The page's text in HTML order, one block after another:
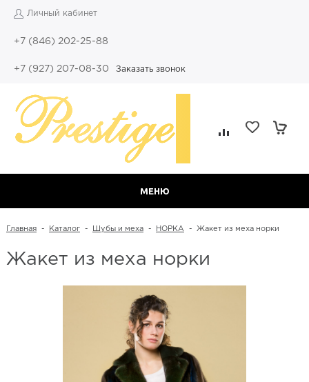
Личный кабинет
+7 (846) 202-25-88
+7 (927) 207-08-30 Заказать звонок
МЕНЮ
Главная - Каталог - Шубы и меха - НОРКА - Жакет из меха норки
Жакет из меха норки